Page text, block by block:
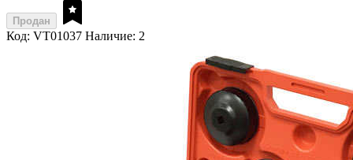
Продан
Код: VT01037 Наличие: 2